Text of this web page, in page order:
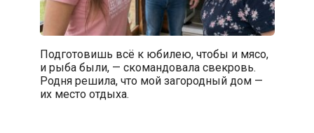
Подготовишь всё к юбилею, чтобы и мясо,
и рыба были, — скомандовала свекровь.
Родня решила, что мой загородный дом —
их место отдыха.